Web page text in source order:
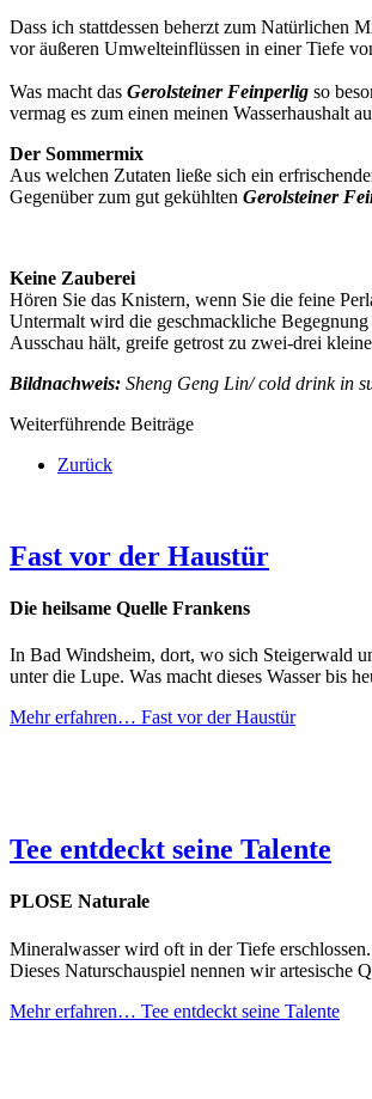
Dass ich stattdessen beherzt zum Natürlichen
vor äußeren Umwelteinflüssen in einer Tiefe
Was macht das Gerolsteiner Feinperlig so
vermag es zum einen meinen Wasserhaushalt
Der Sommermix
Aus welchen Zutaten ließe sich ein
Gegenüber zum gut gekühlten Gerolsteiner
Keine Zauberei
Hören Sie das Knistern, wenn Sie die feine
Untermalt wird die geschmackliche
Ausschau hält, greife getrost zu zwei-drei
Bildnachweis: Sheng Geng Lin/ cold drink in
Weiterführende Beiträge
Zurück
Fast vor der Haustür
Die heilsame Quelle Frankens
In Bad Windsheim, dort, wo sich Steigerwald
unter die Lupe. Was macht dieses Wasser bis
Mehr erfahren… Fast vor der Haustür
Tee entdeckt seine Talente
PLOSE Naturale
Mineralwasser wird oft in der Tiefe
Dieses Naturschauspiel nennen wir artesische
Mehr erfahren… Tee entdeckt seine Talente